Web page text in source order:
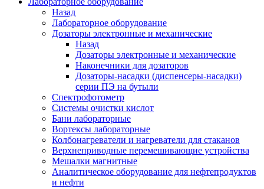
Назад
Лабораторное оборудование
Дозаторы электронные и механические
Назад
Дозаторы электронные и механические
Наконечники для дозаторов
Дозаторы-насадки (диспенсеры-насадки)
серии ПЭ на бутыли
Спектрофотометр
Системы очистки кислот
Бани лабораторные
Вортексы лабораторные
Колбонагреватели и нагреватели для стаканов
Верхнеприводные перемешивающие устройства
Мешалки магнитные
Аналитическое оборудование для нефтепродуктов
и нефти